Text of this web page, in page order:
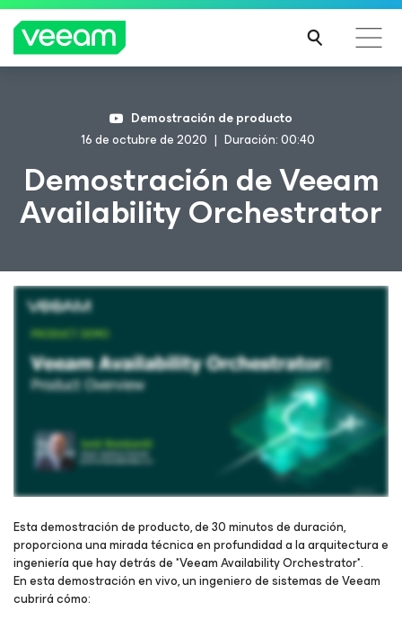
Guía de Veeam para los clientes afectados por la
actualización de contenido de CrowdStrike
INFO
RMA
CIÓN
Demostración de producto
16 de octubre de 2020
Duración: 00:40
Demostración de Veeam
Availability Orchestrator
Regístrese para ver el webinar
Esta demostración de producto, de 30 minutos de duración,
proporciona una mirada técnica en profundidad a la arquitectura e
ingeniería que hay detrás de *Veeam Availability Orchestrator*.
En esta demostración en vivo, un ingeniero de sistemas de Veeam
cubrirá cómo: